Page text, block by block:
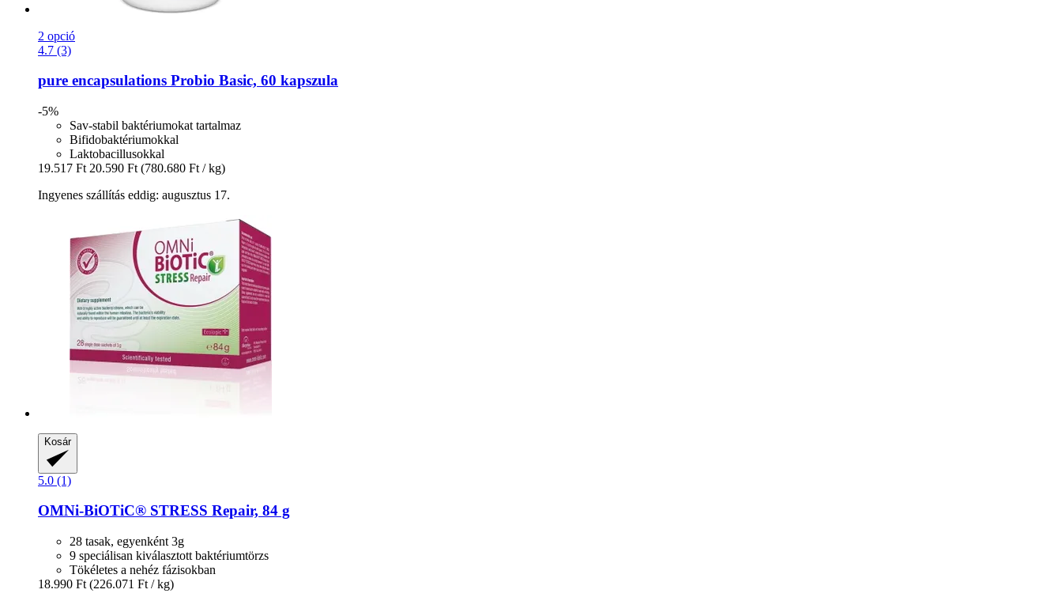
2 opció
4.7 (3)
pure encapsulations Probio Basic, 60 kapszula
-5%
Sav-stabil baktériumokat tartalmaz
Bifidobaktériumokkal
Laktobacillusokkal
19.517 Ft 20.590 Ft (780.680 Ft / kg)
Ingyenes szállítás eddig: augusztus 17.
Kosár
5.0 (1)
OMNi-BiOTiC® STRESS Repair, 84 g
28 tasak, egyenként 3g
9 speciálisan kiválasztott baktériumtörzs
Tökéletes a nehéz fázisokban
18.990 Ft (226.071 Ft / kg)